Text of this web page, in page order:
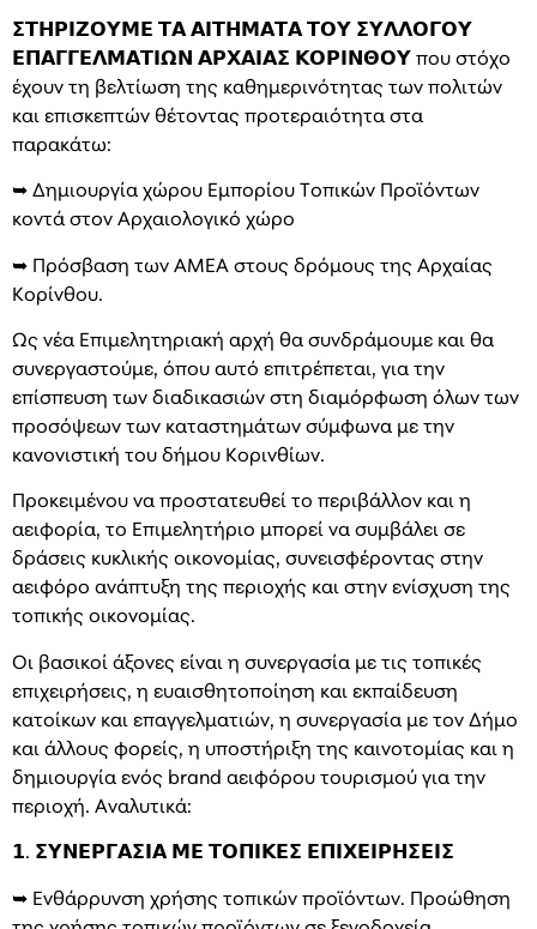
𝝨𝝩𝝜𝝦𝝞𝝛𝝤𝝪𝝡𝝚 𝝩𝝖 𝝖𝝞𝝩𝝜𝝡𝝖𝝩𝝖 𝝩𝝤𝝪 𝝨𝝪𝝠𝝠𝝤𝝘𝝤𝝪
𝝚𝝥𝝖𝝘𝝘𝝚𝝠𝝡𝝖𝝩𝝞𝝮𝝢 𝝖𝝦𝝬𝝖𝝞𝝖𝝨 𝝟𝝤𝝦𝝞𝝢𝝝𝝤𝝪 που στόχο
έχουν τη βελτίωση της καθημερινότητας των πολιτών
και επισκεπτών θέτοντας προτεραιότητα στα
παρακάτω:
➥ Δημιουργία χώρου Εμπορίου Τοπικών Προϊόντων
κοντά στον Αρχαιολογικό χώρο
➥ Πρόσβαση των ΑΜΕΑ στους δρόμους της Αρχαίας
Κορίνθου.
Ως νέα Επιμελητηριακή αρχή θα συνδράμουμε και θα
συνεργαστούμε, όπου αυτό επιτρέπεται, για την
επίσπευση των διαδικασιών στη διαμόρφωση όλων των
προσόψεων των καταστημάτων σύμφωνα με την
κανονιστική του δήμου Κορινθίων.
Προκειμένου να προστατευθεί το περιβάλλον και η
αειφορία, το Επιμελητήριο μπορεί να συμβάλει σε
δράσεις κυκλικής οικονομίας, συνεισφέροντας στην
αειφόρο ανάπτυξη της περιοχής και στην ενίσχυση της
τοπικής οικονομίας.
Οι βασικοί άξονες είναι η συνεργασία με τις τοπικές
επιχειρήσεις, η ευαισθητοποίηση και εκπαίδευση
κατοίκων και επαγγελματιών, η συνεργασία με τον Δήμο
και άλλους φορείς, η υποστήριξη της καινοτομίας και η
δημιουργία ενός brand αειφόρου τουρισμού για την
περιοχή. Αναλυτικά:
𝟭. 𝝨𝝪𝝢𝝚𝝦𝝘𝝖𝝨𝝞𝝖 𝝡𝝚 𝝩𝝤𝝥𝝞𝝟𝝚𝝨 𝝚𝝥𝝞𝝬𝝚𝝞𝝦𝝜𝝨𝝚𝝞𝝨
➥ Ενθάρρυνση χρήσης τοπικών προϊόντων. Προώθηση